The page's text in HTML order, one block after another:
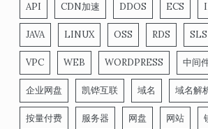
API CDN加速 DDOS ECS
JAVA LINUX OSS RDS SLS
VPC WEB WORDPRESS 中间
企业网盘 凯铧互联 域名 域名解
按量付费 服务器 网盘 网站